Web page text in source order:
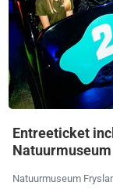
Entreeticket
Natuurmuseum